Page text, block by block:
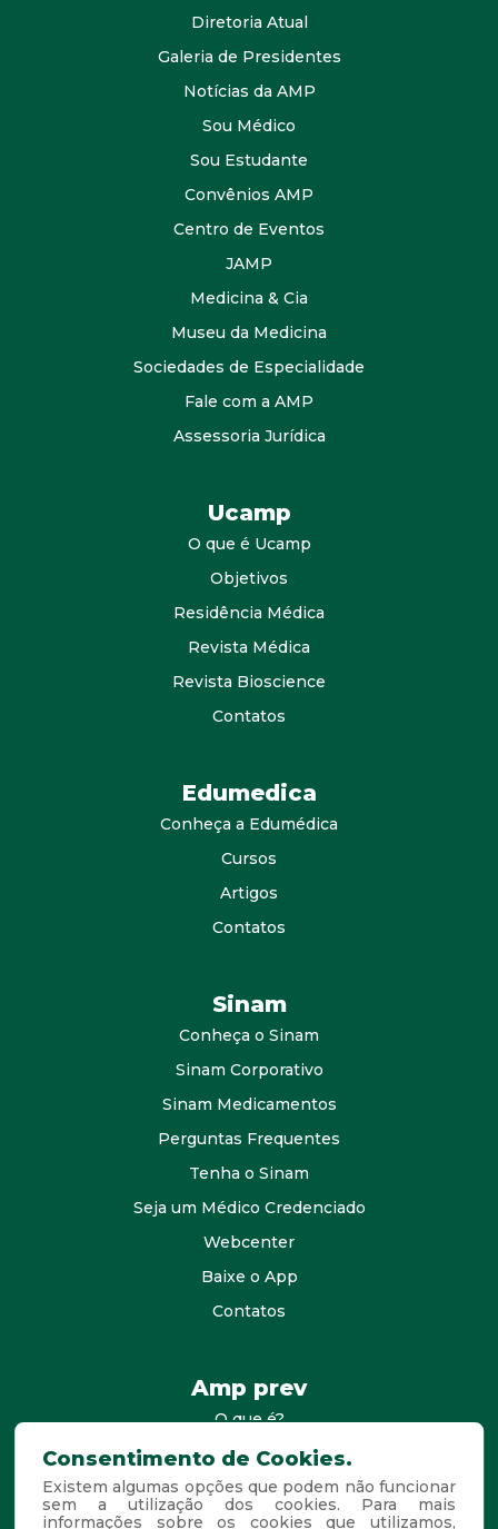
Diretoria Atual
Galeria de Presidentes
Notícias da AMP
Sou Médico
Sou Estudante
Convênios AMP
Centro de Eventos
JAMP
Medicina & Cia
Museu da Medicina
Sociedades de Especialidade
Fale com a AMP
Assessoria Jurídica
Ucamp
O que é Ucamp
Objetivos
Residência Médica
Revista Médica
Revista Bioscience
Contatos
Edumedica
Conheça a Edumédica
Cursos
Artigos
Contatos
Sinam
Conheça o Sinam
Sinam Corporativo
Sinam Medicamentos
Perguntas Frequentes
Tenha o Sinam
Seja um Médico Credenciado
Webcenter
Baixe o App
Contatos
Amp prev
O que é?
consultores
Agende Sua Visita
Perguntas Frequentes
Consentimento de Cookies.
Existem algumas opções que podem não funcionar
sem a utilização dos cookies. Para mais
informações sobre os cookies que utilizamos,